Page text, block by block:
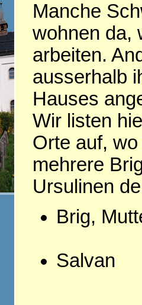
Manche
wohnen da,
arbeiten.
ausserhalb
Hauses
Wir listen
Orte auf,
mehrere
Ursulinen
Brig,
Salvan